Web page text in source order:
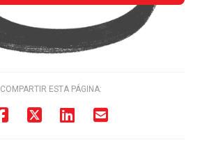
COMPARTIR ESTA PÁGINA: